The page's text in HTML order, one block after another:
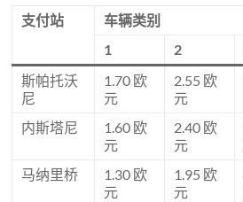
支付站
车辆类别
1
2
斯帕托沃
尼
1.70 欧
元
2.55 欧
元
内斯塔尼
1.60 欧
元
2.40 欧
元
马纳里桥
1.30 欧
元
1.95 欧
元